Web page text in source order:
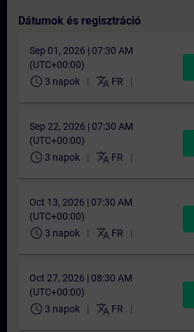
Dátumok és regisztráció
Sep 01, 2026 | 07:30 AM
(UTC+00:00)
schedule 3 napok translate FR
Sep 22, 2026 | 07:30 AM
(UTC+00:00)
schedule 3 napok translate FR
Oct 13, 2026 | 07:30 AM
(UTC+00:00)
schedule 3 napok translate FR
Oct 27, 2026 | 08:30 AM
(UTC+00:00)
schedule 3 napok translate FR